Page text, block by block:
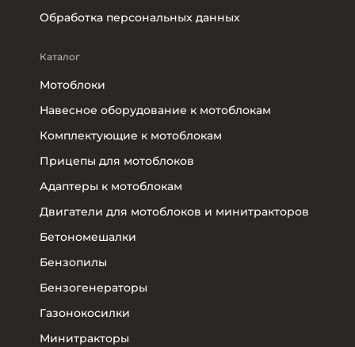
Обработка персональных данных
Каталог
Мотоблоки
Навесное оборудование к мотоблокам
Комплектующие к мотоблокам
Прицепы для мотоблоков
Адаптеры к мотоблокам
Двигатели для мотоблоков и минитракторов
Бетономешалки
Бензопилы
Бензогенераторы
Газонокосилки
Минитракторы